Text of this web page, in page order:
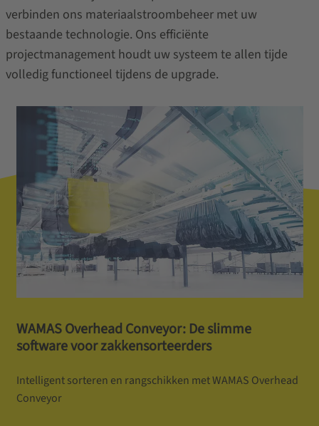
verbinden ons materiaalstroombeheer met uw
bestaande technologie. Ons efficiënte
projectmanagement houdt uw systeem te allen tijde
volledig functioneel tijdens de upgrade.
WAMAS Overhead Conveyor: De slimme
software voor zakkensorteerders
Intelligent sorteren en rangschikken met WAMAS Overhead
Conveyor